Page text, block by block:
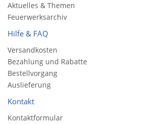
Aktuelles & Themen
Feuerwerksarchiv
Hilfe & FAQ
Versandkosten
Bezahlung und Rabatte
Bestellvorgang
Auslieferung
Kontakt
Kontaktformular